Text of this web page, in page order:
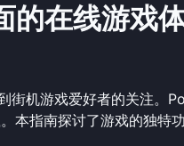
的在线游戏
街机游戏爱好者的关注。
本指南探讨了游戏的独特